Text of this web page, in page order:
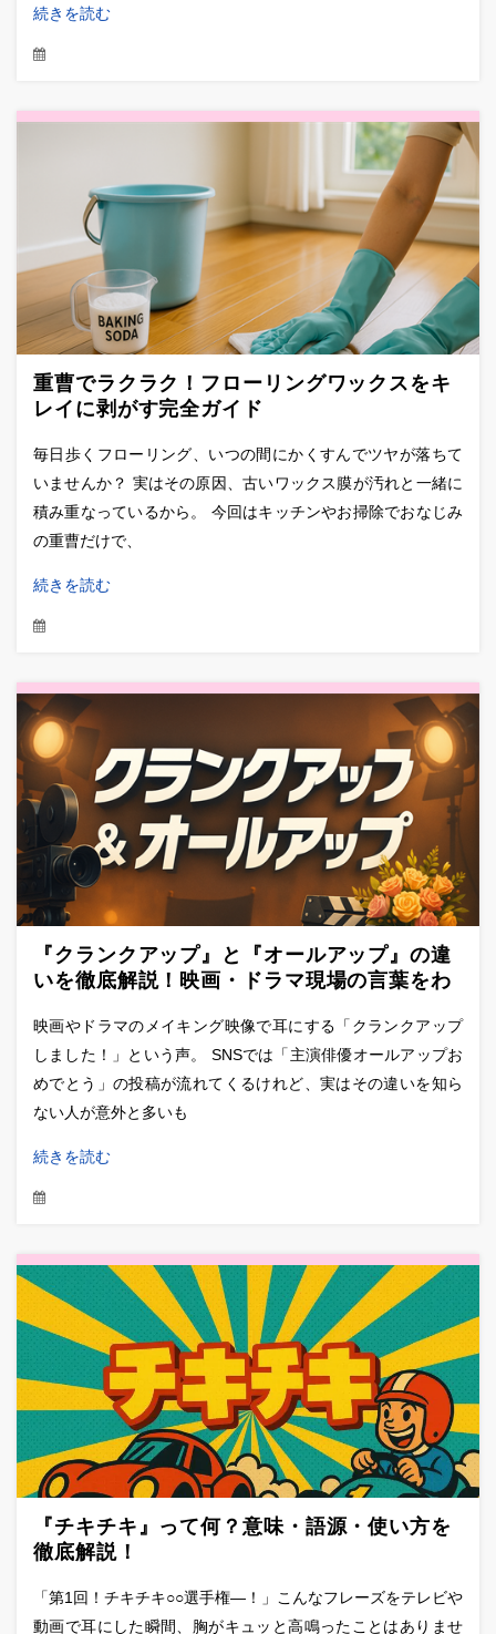
続きを読む
重曹でラクラク！フローリングワックスをキ
レイに剥がす完全ガイド
毎日歩くフローリング、いつの間にかくすんでツヤが落ちて
いませんか？ 実はその原因、古いワックス膜が汚れと一緒に
積み重なっているから。 今回はキッチンやお掃除でおなじみ
の重曹だけで、
続きを読む
『クランクアップ』と『オールアップ』の違
いを徹底解説！映画・ドラマ現場の言葉をわ
映画やドラマのメイキング映像で耳にする「クランクアップ
しました！」という声。 SNSでは「主演俳優オールアップお
めでとう」の投稿が流れてくるけれど、実はその違いを知ら
ない人が意外と多いも
続きを読む
『チキチキ』って何？意味・語源・使い方を
徹底解説！
「第1回！チキチキ○○選手権―！」こんなフレーズをテレビや
動画で耳にした瞬間、胸がキュッと高鳴ったことはありませ